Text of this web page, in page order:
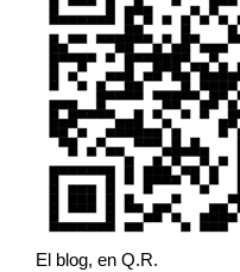
El blog, en Q.R.